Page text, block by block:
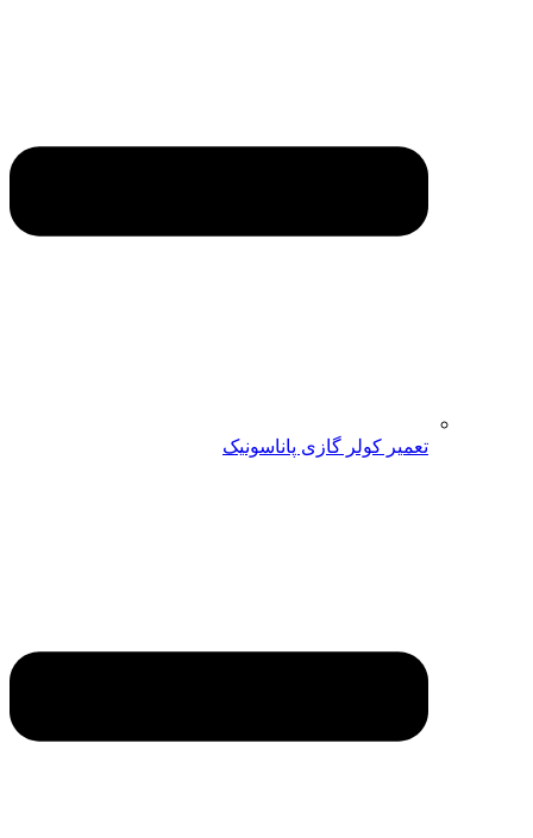
تعمیر کولر گازی پاناسونیک